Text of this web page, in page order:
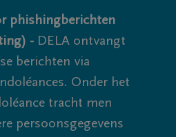
phishingberichten
- DELA ontvangt
berichten via
Onder het
tracht men
persoonsgegevens